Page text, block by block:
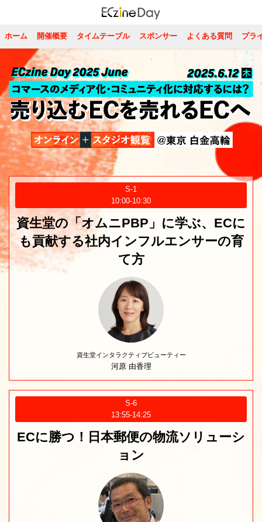
ホーム 開催概要 タイムテーブル スポンサー よくある質問 プラ
S-1
10:00‐10:30
資生堂の「オムニPBP」に学ぶ、ECに
も貢献する社内インフルエンサーの育
て方
資生堂インタラクティブビューティー
河原 由香理
S-6
13:55‐14:25
ECに勝つ！日本郵便の物流ソリューシ
ョン